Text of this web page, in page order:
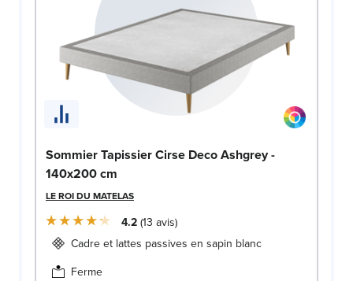
Sommier Tapissier Cirse Deco Ashgrey -
140x200 cm
LE ROI DU MATELAS
4.2 13 avis
Cadre et lattes passives en sapin blanc
Ferme